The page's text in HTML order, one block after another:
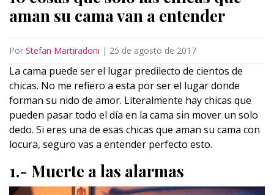
aman su cama van a entender
Por Stefan Martiradoni | 25 de agosto de 2017
La cama puede ser el lugar predilecto de cientos de
chicas. No me refiero a esta por ser el lugar donde
forman su nido de amor. Literalmente hay chicas que
pueden pasar todo el día en la cama sin mover un solo
dedo. Si eres una de esas chicas que aman su cama con
locura, seguro vas a entender perfecto esto.
1.- Muerte a las alarmas